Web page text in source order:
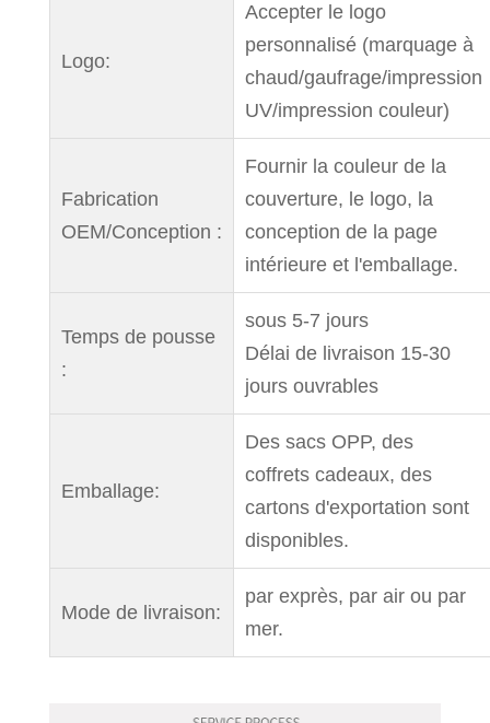
Logo:
Accepter le logo
personnalisé (marquage à
chaud/gaufrage/impression
UV/impression couleur)
Fabrication
OEM/Conception :
Fournir la couleur de la
couverture, le logo, la
conception de la page
intérieure et l'emballage.
Temps de pousse
:
sous 5-7 jours
Délai de livraison 15-30
jours ouvrables
Emballage:
Des sacs OPP, des
coffrets cadeaux, des
cartons d'exportation sont
disponibles.
Mode de livraison:
par exprès, par air ou par
mer.